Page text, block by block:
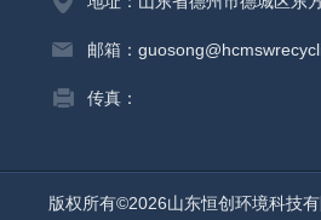
邮箱：
传真：
版权所有©2026山东恒创环境科技